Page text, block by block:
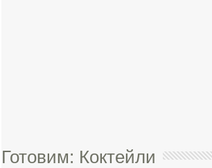
Готовим: Коктейли